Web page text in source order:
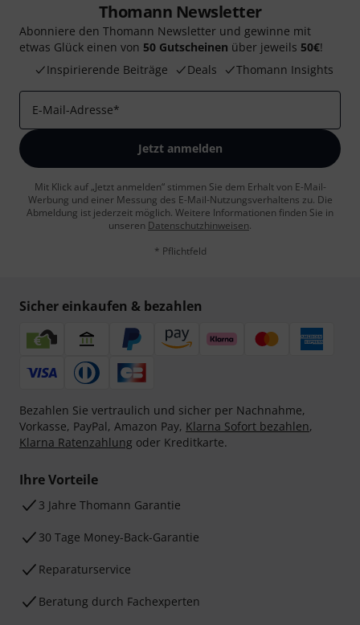
Thomann Newsletter
Abonniere den Thomann Newsletter und gewinne mit
etwas Glück einen von 50 Gutscheinen über jeweils 50€!
Inspirierende Beiträge
Deals Thomann Insights
E-Mail-Adresse*
Jetzt anmelden
Mit Klick auf „Jetzt anmelden“ stimmen Sie dem Erhalt von E-Mail-
Werbung und einer Messung des E-Mail-Nutzungsverhaltens zu. Die
Abmeldung ist jederzeit möglich. Weitere Informationen finden Sie in
unseren Datenschutzhinweisen.
* Pflichtfeld
Sicher einkaufen & bezahlen
Bezahlen Sie vertraulich und sicher per Nachnahme,
Vorkasse, PayPal, Amazon Pay, Klarna Sofort bezahlen,
Klarna Ratenzahlung oder Kreditkarte.
Ihre Vorteile
3 Jahre Thomann Garantie
30 Tage Money-Back-Garantie
Reparaturservice
Beratung durch Fachexperten